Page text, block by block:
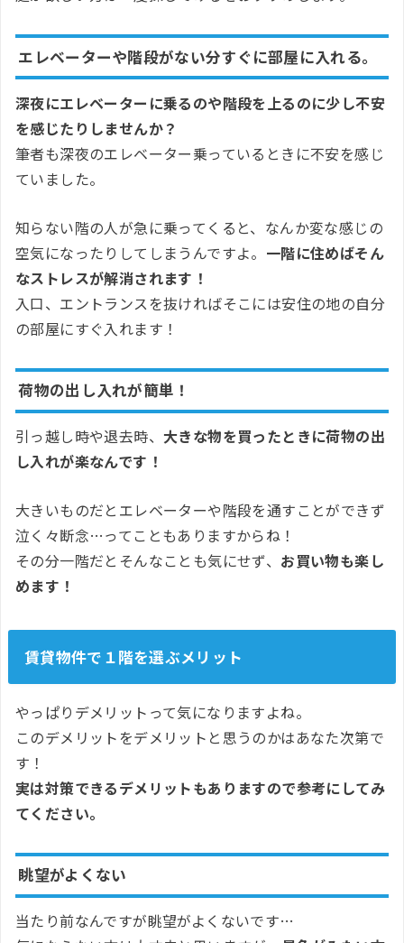
エレベーターや階段がない分すぐに部屋に入れる。
深夜にエレベーターに乗るのや階段を上るのに少し不安
を感じたりしませんか？
筆者も深夜のエレベーター乗っているときに不安を感じ
ていました。
知らない階の人が急に乗ってくると、なんか変な感じの
空気になったりしてしまうんですよ。 一階に住めばそん
なストレスが解消されます！
入口、エントランスを抜ければそこには安住の地の自分
の部屋にすぐ入れます！
荷物の出し入れが簡単！
引っ越し時や退去時、 大きな物を買ったときに荷物の出
し入れが楽なんです！
大きいものだとエレベーターや階段を通すことができず
泣く々断念…ってこともありますからね！
その分一階だとそんなことも気にせず、 お買い物も楽し
めます！
賃貸物件で１階を選ぶメリット
やっぱりデメリットって気になりますよね。
このデメリットをデメリットと思うのかはあなた次第で
す！
実は対策できるデメリットもありますので参考にしてみ
てください。
眺望がよくない
当たり前なんですが眺望がよくないです…